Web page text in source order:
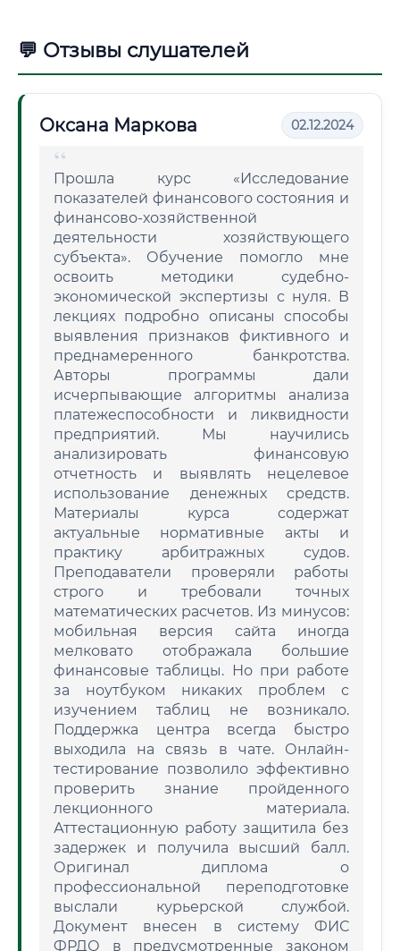
💬 Отзывы слушателей
Оксана Маркова 02.12.2024
Прошла курс «Исследование
показателей финансового состояния и
финансово-хозяйственной
деятельности хозяйствующего
субъекта». Обучение помогло мне
освоить методики судебно-
экономической экспертизы с нуля. В
лекциях подробно описаны способы
выявления признаков фиктивного и
преднамеренного банкротства.
Авторы программы дали
исчерпывающие алгоритмы анализа
платежеспособности и ликвидности
предприятий. Мы научились
анализировать финансовую
отчетность и выявлять нецелевое
использование денежных средств.
Материалы курса содержат
актуальные нормативные акты и
практику арбитражных судов.
Преподаватели проверяли работы
строго и требовали точных
математических расчетов. Из минусов:
мобильная версия сайта иногда
мелковато отображала большие
финансовые таблицы. Но при работе
за ноутбуком никаких проблем с
изучением таблиц не возникало.
Поддержка центра всегда быстро
выходила на связь в чате. Онлайн-
тестирование позволило эффективно
проверить знание пройденного
лекционного материала.
Аттестационную работу защитила без
задержек и получила высший балл.
Оригинал диплома о
профессиональной переподготовке
выслали курьерской службой.
Документ внесен в систему ФИС
ФРДО в предусмотренные законом